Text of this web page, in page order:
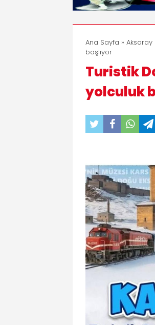
Ana Sayfa »
başlıyor
Turistik
yolculuk